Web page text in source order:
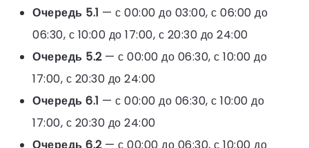
Очередь 5.1 — с 00:00 до 03:00, с 06:00 до
06:30, с 10:00 до 17:00, с 20:30 до 24:00
Очередь 5.2— с 00:00 до 06:30, с 10:00 до
17:00, с 20:30 до 24:00
Очередь 6.1 — с 00:00 до 06:30, с 10:00 до
17:00, с 20:30 до 24:00